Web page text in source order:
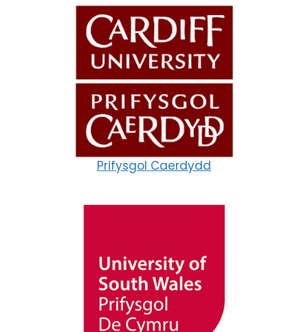
Prifysgol Caerdydd